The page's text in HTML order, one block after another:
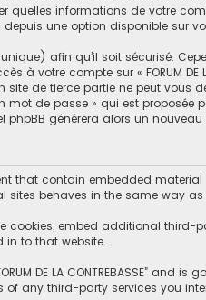
quelles informations de votre
une option disponible sur
afin qu’il soit sécurisé.
à votre compte sur « FORUM
un site de tierce partie ne peut
mot de passe » qui est
phpBB générera alors un
that contain embedded
sites behaves in the same way
cookies, embed additional
to that website.
DE LA CONTREBASSE”
any third-party services you